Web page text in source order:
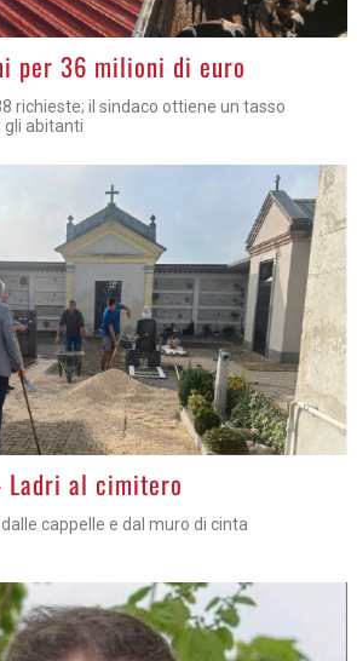
per 36 milioni di euro
richieste; il sindaco ottiene un tasso
gli abitanti
Ladri al cimitero
cappelle e dal muro di cinta